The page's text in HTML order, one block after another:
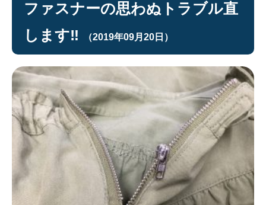
ファスナーの思わぬトラブル直
します‼︎
（2019年09月20日）